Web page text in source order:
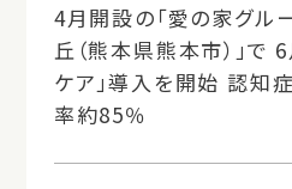
4月開設の「愛の家グル
丘（熊本県熊本市）」で
ケア」導入を開始 認知
率約85％